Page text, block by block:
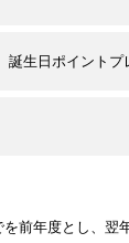
誕生日ポイント
前年度とし、